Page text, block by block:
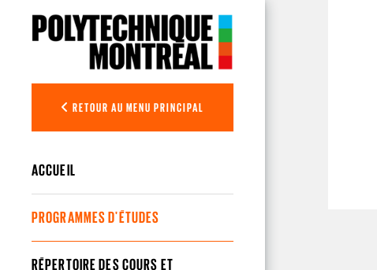
RETOUR AU MENU PRINCIPAL
ACCUEIL
PROGRAMMES D'ÉTUDES
RÉPERTOIRE DES COURS ET